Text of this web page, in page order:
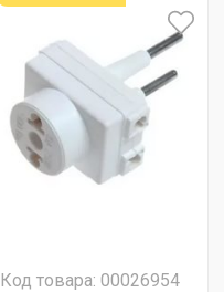
Код товара: 00026954